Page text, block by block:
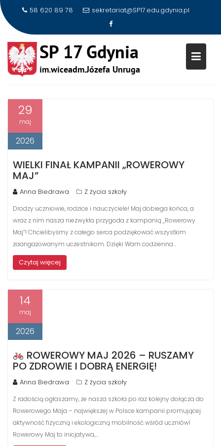
content
58 620 89 78 sekretariat@SP17.edu.gdynia.pl
AUTOR:ANNA BIEDRAWA
29
maj
2026
WIELKI FINAŁ KAMPANII „ROWEROWY
MAJ”
Anna Biedrawa Z życia szkoły
Drodzy uczniowie, rodzice i nauczyciele! Maj dobiega końca, a
wraz z nim nasza niezwykła przygoda z kampanią „Rowerowy
Maj”! Chcielibyśmy z całego serca podziękować wszystkim
zaangażowanym uczestnikom. Dzięki Wam codzienna…
Czytaj więcej
14
maj
2026
ROWEROWY MAJ 2026 – RUSZAMY
PO ZDROWIE I DOBRĄ ENERGIĘ!
Anna Biedrawa Z życia szkoły
Z radością ogłaszamy, że nasza szkoła po raz kolejny dołącza do
Rowerowego Maja – największej w Polsce kampanii promującej
aktywność fizyczną i ekologiczną mobilność wśród uczniów!
Rowerowy Maj to inicjatywa,…